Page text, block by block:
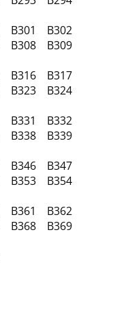
B301 B302
B308 B309
B316 B317
B323 B324
B331 B332
B338 B339
B346 B347
B353 B354
B361 B362
B368 B369
B375